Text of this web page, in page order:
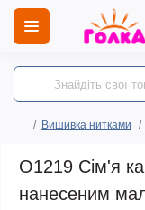
Вишивка нитками
O1219 Сім'я
нанесеним